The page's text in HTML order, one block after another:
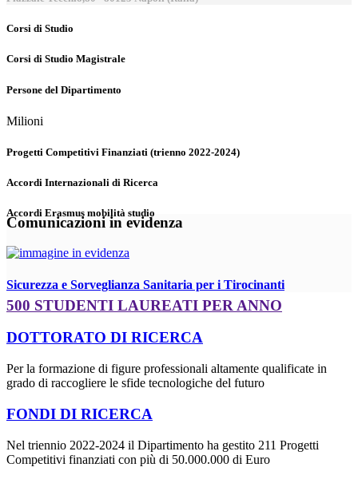
Corsi di Studio
Corsi di Studio Magistrale
Persone del Dipartimento
Milioni
Progetti Competitivi Finanziati (trienno 2022-2024)
Accordi Internazionali di Ricerca
Accordi Erasmus mobilità studio
Comunicazioni in evidenza
Sicurezza e Sorveglianza Sanitaria per i Tirocinanti
500 STUDENTI LAUREATI PER ANNO
DOTTORATO DI RICERCA
Per la formazione di figure professionali altamente qualificate in
grado di raccogliere le sfide tecnologiche del futuro
FONDI DI RICERCA
Nel triennio 2022-2024 il Dipartimento ha gestito 211 Progetti
Competitivi finanziati con più di 50.000.000 di Euro